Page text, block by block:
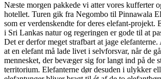
Næste morgen pakkede vi atter vores kufferter
hotellet. Turen gik fra Negombo til Pinnawala
som er verdenskendte for deres elefant-projekt.
i Sri Lankas natur og regeringen er gode til at
Det er derfor meget strafbart at jage
at en elefant må lade livet i selvforsvar, når de
mennesket, der bevæger sig for langt ind på de
territorium. Elefanterne dør desuden i ulykker